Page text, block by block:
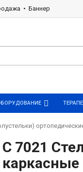
Баннер
С 7021
каркасные